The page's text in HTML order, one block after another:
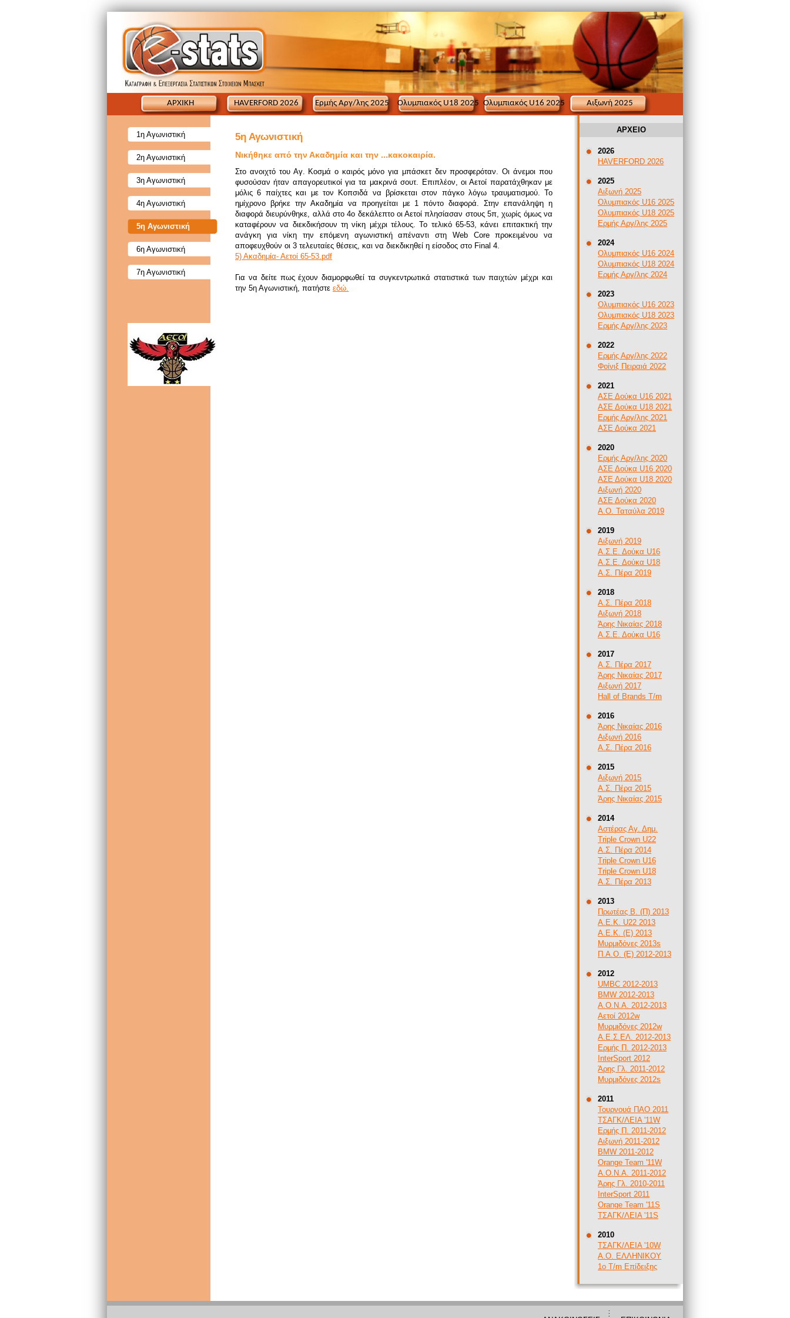
ΑΡΧΙΚΗ HAVERFORD 2026 Ερμής Αργ/λης 2025 Ολυμπιακός U18 2025 Ολυμπιακός U16 2025 Αιξωνή 2025
1η Αγωνιστική
2η Αγωνιστική
3η Αγωνιστική
4η Αγωνιστική
5η Αγωνιστική
6η Αγωνιστική
7η Αγωνιστική
5η Αγωνιστική
Νικήθηκε από την Ακαδημία και την ...κακοκαιρία.
Στο ανοιχτό του Αγ. Κοσμά ο καιρός μόνο για μπάσκετ δεν προσφερόταν. Οι άνεμοι που
φυσούσαν ήταν απαγορευτικοί για τα μακρινά σουτ. Επιπλέον, οι Αετοί παρατάχθηκαν με
μόλις 6 παίχτες και με τον Κοπσιδά να βρίσκεται στον πάγκο λόγω τραυματισμού. Το
ημίχρονο βρήκε την Ακαδημία να προηγείται με 1 πόντο διαφορά. Στην επανάληψη η
διαφορά διευρύνθηκε, αλλά στο 4ο δεκάλεπτο οι Αετοί πλησίασαν στους 5π, χωρίς όμως να
καταφέρουν να διεκδικήσουν τη νίκη μέχρι τέλους. Το τελικό 65-53, κάνει επιτακτική την
ανάγκη για νίκη την επόμενη αγωνιστική απέναντι στη Web Core προκειμένου να
αποφευχθούν οι 3 τελευταίες θέσεις, και να διεκδικηθεί η είσοδος στο Final 4.
5) Ακαδημία- Αετοί 65-53.pdf
Για να δείτε πως έχουν διαμορφωθεί τα συγκεντρωτικά στατιστικά των παιχτών μέχρι και
την 5η Αγωνιστική, πατήστε εδώ.
ΑΡΧΕΙΟ
2026
HAVERFORD 2026
2025
Αιξωνή 2025
Ολυμπιακός U16 2025
Ολυμπιακός U18 2025
Ερμής Αργ/λης 2025
2024
Ολυμπιακός U16 2024
Ολυμπιακός U18 2024
Ερμής Αργ/λης 2024
2023
Ολυμπιακός U16 2023
Ολυμπιακός U18 2023
Ερμής Αργ/λης 2023
2022
Ερμής Αργ/λης 2022
Φοίνιξ Πειραιά 2022
2021
ΑΣΕ Δούκα U16 2021
ΑΣΕ Δούκα U18 2021
Ερμής Αργ/λης 2021
ΑΣΕ Δούκα 2021
2020
Ερμής Αργ/λης 2020
ΑΣΕ Δούκα U16 2020
ΑΣΕ Δούκα U18 2020
Αιξωνή 2020
ΑΣΕ Δούκα 2020
Α.Ο. Ταταύλα 2019
2019
Αιξωνή 2019
Α.Σ.Ε. Δούκα U16
Α.Σ.Ε. Δούκα U18
Α.Σ. Πέρα 2019
2018
Α.Σ. Πέρα 2018
Αιξωνή 2018
Άρης Νικαίας 2018
Α.Σ.Ε. Δούκα U16
2017
Α.Σ. Πέρα 2017
Άρης Νικαίας 2017
Αιξωνή 2017
Hall of Brands T/m
2016
Άρης Νικαίας 2016
Αιξωνή 2016
Α.Σ. Πέρα 2016
2015
Αιξωνή 2015
Α.Σ. Πέρα 2015
Άρης Νικαίας 2015
2014
Αστέρας Αγ. Δημ.
Triple Crown U22
Α.Σ. Πέρα 2014
Triple Crown U16
Triple Crown U18
Α.Σ. Πέρα 2013
2013
Πρωτέας Β. (Π) 2013
A.E.K. U22 2013
Α.Ε.Κ. (Ε) 2013
Μυρμιδόνες 2013s
Π.Α.Ο. (Ε) 2012-2013
2012
UMBC 2012-2013
BMW 2012-2013
Α.Ο.Ν.Α. 2012-2013
Αετοί 2012w
Μυρμιδόνες 2012w
Α.Ε.Σ.ΕΛ. 2012-2013
Ερμής Π. 2012-2013
InterSport 2012
Άρης Γλ. 2011-2012
Μυρμιδόνες 2012s
2011
Τουρνουά ΠΑΟ 2011
ΤΣΑΓΚ/ΛΕΙΑ '11W
Ερμής Π. 2011-2012
Αιξωνή 2011-2012
BMW 2011-2012
Orange Team '11W
Α.Ο.Ν.Α. 2011-2012
Άρης Γλ. 2010-2011
InterSport 2011
Orange Team '11S
ΤΣΑΓΚ/ΛΕΙΑ '11S
2010
ΤΣΑΓΚ/ΛΕΙΑ '10W
Α.Ο. ΕΛΛΗΝΙΚΟΥ
1ο T/m Επίδειξης